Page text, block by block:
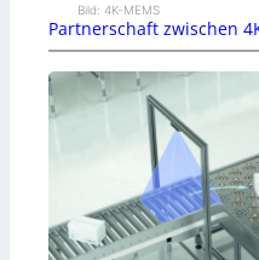
Bild: 4K-MEMS
Partnerschaft zwischen